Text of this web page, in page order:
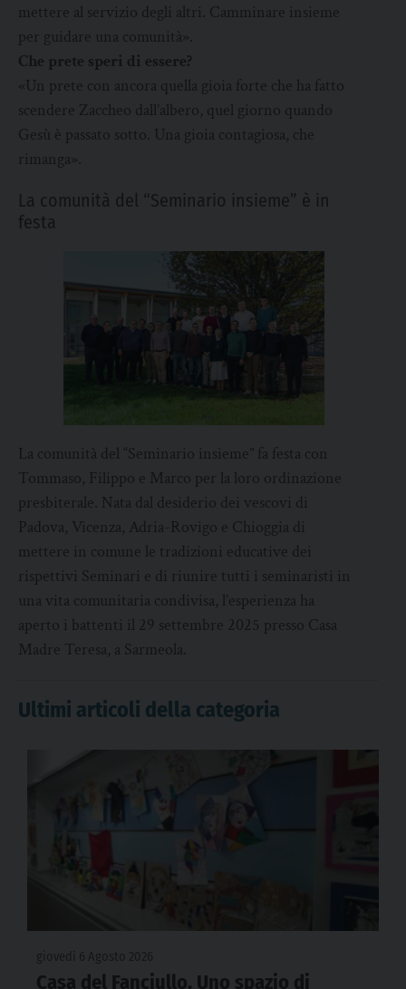
mettere al servizio degli altri. Camminare insieme
per guidare una comunità».
Che prete speri di essere?
«Un prete con ancora quella gioia forte che ha fatto
scendere Zaccheo dall’albero, quel giorno quando
Gesù è passato sotto. Una gioia contagiosa, che
rimanga».
La comunità del “Seminario insieme” è in
festa
La comunità del “Seminario insieme” fa festa con
Tommaso, Filippo e Marco per la loro ordinazione
presbiterale. Nata dal desiderio dei vescovi di
Padova, Vicenza, Adria-Rovigo e Chioggia di
mettere in comune le tradizioni educative dei
rispettivi Seminari e di riunire tutti i seminaristi in
una vita comunitaria condivisa, l’esperienza ha
aperto i battenti il 29 settembre 2025 presso Casa
Madre Teresa, a Sarmeola.
Ultimi articoli della categoria
Casa del Fanciullo. Uno spazio di